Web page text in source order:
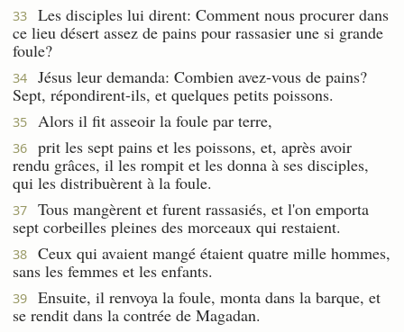
33
Les disciples lui dirent: Comment nous procurer dans
ce lieu désert assez de pains pour rassasier une si grande
foule?
34
Jésus leur demanda: Combien avez-vous de pains?
Sept, répondirent-ils, et quelques petits poissons.
35 Alors il fit asseoir la foule par terre,
36
prit les sept pains et les poissons, et, après avoir
rendu grâces, il les rompit et les donna à ses disciples,
qui les distribuèrent à la foule.
37
Tous mangèrent et furent rassasiés, et l'on emporta
sept corbeilles pleines des morceaux qui restaient.
38
Ceux qui avaient mangé étaient quatre mille hommes,
sans les femmes et les enfants.
39
Ensuite, il renvoya la foule, monta dans la barque, et
se rendit dans la contrée de Magadan.